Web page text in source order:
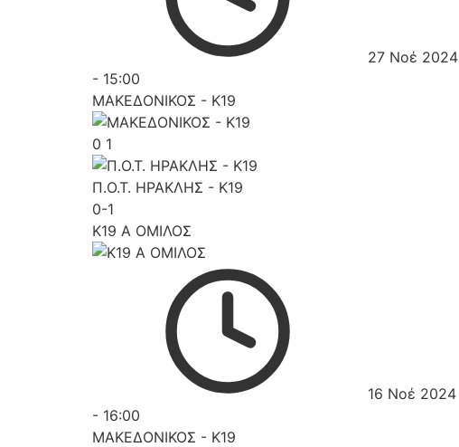
27 Νοέ 2024
- 15:00
ΜΑΚΕΔΟΝΙΚΟΣ - K19
0 1
Π.Ο.Τ. ΗΡΑΚΛΗΣ - K19
0-1
K19 Α ΟΜΙΛΟΣ
16 Νοέ 2024
- 16:00
ΜΑΚΕΔΟΝΙΚΟΣ - K19